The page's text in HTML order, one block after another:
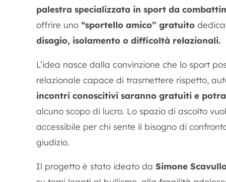
palestra specializzata in sport da
offrire uno “sportello amico” gratuito
disagio, isolamento o difficoltà relazionali.
L’idea nasce dalla convinzione che lo sport
relazionale capace di trasmettere rispetto,
incontri conoscitivi saranno gratuiti e
alcuno scopo di lucro. Lo spazio di ascolto
accessibile per chi sente il bisogno di
giudizio.
Il progetto è stato ideato da Simone